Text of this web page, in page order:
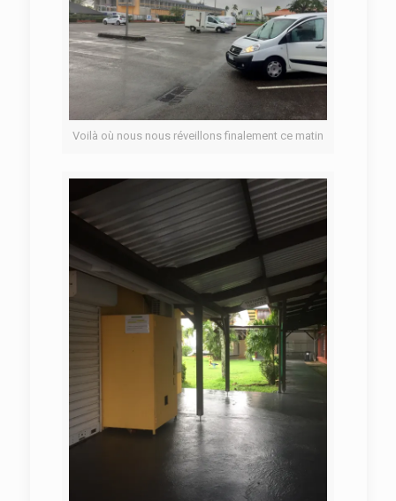
Voilà où nous nous réveillons finalement ce matin